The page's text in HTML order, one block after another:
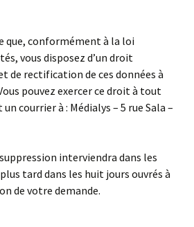
que, conformément à la loi
vous disposez d’un droit
de rectification de ces données à
pouvez exercer ce droit à tout
courrier à : Médialys – 5 rue Sala –
interviendra dans les
tard dans les huit jours ouvrés à
de votre demande.